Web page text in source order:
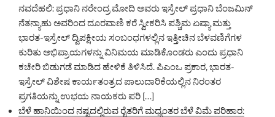
ನವದೆಹಲಿ: ಪ್ರಧಾನಿ ನರೇಂದ್ರ ಮೋದಿ ಅವರು ಇಸ್ರೇಲ್ ಪ್ರಧಾನಿ ಬೆಂಜಮಿನ್
ನೆತನ್ಯಾಹು ಅವರಿಂದ ದೂರವಾಣಿ ಕರೆ ಸ್ವೀಕರಿಸಿ ಪಶ್ಚಿಮ ಏಷ್ಯಾ ಮತ್ತು
ಭಾರತ-ಇಸ್ರೇಲ್ ದ್ವಿಪಕ್ಷೀಯ ಸಂಬಂಧಗಳಲ್ಲಿನ ಇತ್ತೀಚಿನ ಬೆಳವಣಿಗೆಗಳ
ಕುರಿತು ಅಭಿಪ್ರಾಯಗಳನ್ನು ವಿನಿಮಯ ಮಾಡಿಕೊಂಡರು ಎಂದು ಪ್ರಧಾನಿ
ಕಚೇರಿ ಬಿಡುಗಡೆ ಮಾಡಿದ ಹೇಳಿಕೆ ತಿಳಿಸಿದೆ. ಪಿಎಂಒ ಪ್ರಕಾರ, ಭಾರತ-
ಇಸ್ರೇಲ್ ವಿಶೇಷ ಕಾರ್ಯತಂತ್ರದ ಪಾಲುದಾರಿಕೆಯಲ್ಲಿನ ನಿರಂತರ
ಪ್ರಗತಿಯನ್ನು ಉಭಯ ನಾಯಕರು ಪರಿ […]
ಬೆಳೆ ಹಾನಿಯಿಂದ ನಷ್ಟದಲ್ಲಿರುವ ರೈತರಿಗೆ ಮಧ್ಯಂತರ ಬೆಳೆ ವಿಮೆ ಪರಿಹಾರ: